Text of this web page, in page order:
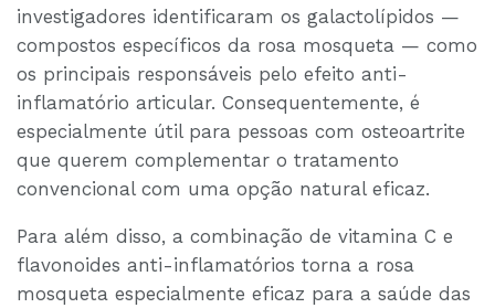
investigadores identificaram os galactolípidos —
compostos específicos da rosa mosqueta — como
os principais responsáveis pelo efeito anti-
inflamatório articular. Consequentemente, é
especialmente útil para pessoas com osteoartrite
que querem complementar o tratamento
convencional com uma opção natural eficaz.
Para além disso, a combinação de vitamina C e
flavonoides anti-inflamatórios torna a rosa
mosqueta especialmente eficaz para a saúde das